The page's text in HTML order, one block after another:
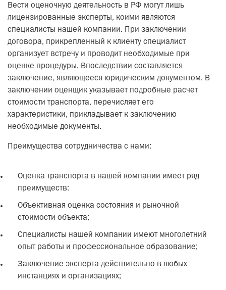
Вести оценочную деятельность в РФ могут лишь
лицензированные эксперты, коими являются
специалисты нашей компании. При заключении
договора, прикрепленный к клиенту специалист
организует встречу и проводит необходимые при
оценке процедуры. Впоследствии составляется
заключение, являющееся юридическим документом. В
заключении оценщик указывает подробные расчет
стоимости транспорта, перечисляет его
характеристики, прикладывает к заключению
необходимые документы.
Преимущества сотрудничества с нами:
Оценка транспорта в нашей компании имеет ряд
преимуществ:
Объективная оценка состояния и рыночной
стоимости объекта;
Специалисты нашей компании имеют многолетний
опыт работы и профессиональное образование;
Заключение эксперта действительно в любых
инстанциях и организациях;